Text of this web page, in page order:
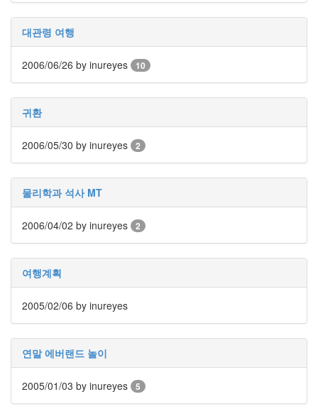
대관령 여행
2006/06/26 by inureyes 10
귀환
2006/05/30 by inureyes 2
물리학과 석사 MT
2006/04/02 by inureyes 2
여행계획
2005/02/06 by inureyes
연말 에버랜드 놀이
2005/01/03 by inureyes 5
CODE
keyboard
MX
미
디
어
계,
변
화,
뉴
기
술,
세
상,
속
관
심
감
사
블
로